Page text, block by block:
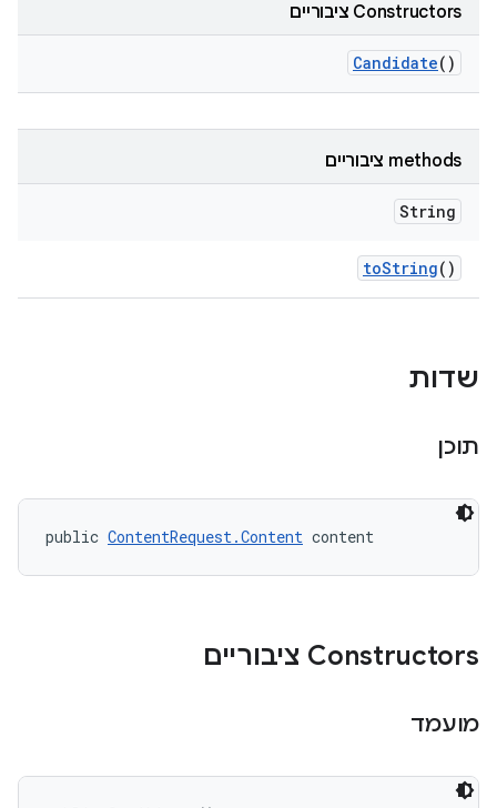
Constructors ציבוריים
Candidate()
‫methods ציבוריים
String
toString()
שדות
תוכן
public ContentRequest.Content content
Constructors ציבוריים
מועמד